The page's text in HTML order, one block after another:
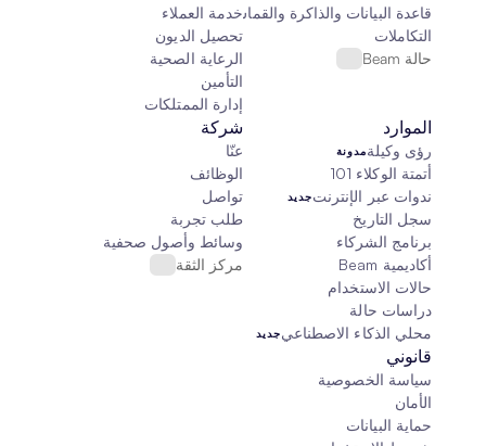
قاعدة البيانات والذاكرة والقماش
التكاملات
حالة Beam
خدمة العملاء
تحصيل الديون
الرعاية الصحية
التأمين
إدارة الممتلكات
الموارد
رؤى وكيلةمدونة
أتمتة الوكلاء 101
ندوات عبر الإنترنتجديد
سجل التاريخ
برنامج الشركاء
أكاديمية Beam
حالات الاستخدام
دراسات حالة
محلي الذكاء الاصطناعيجديد
شركة
عنّا
الوظائف
تواصل
طلب تجربة
وسائط وأصول صحفية
مركز الثقة
قانوني
سياسة الخصوصية
الأمان
حماية البيانات